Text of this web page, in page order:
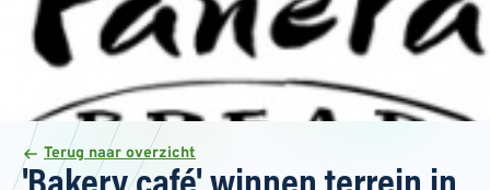
Terug naar overzicht